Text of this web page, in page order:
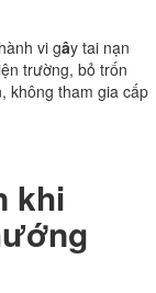
vi gây tai nạn
trường, bỏ trốn
không tham gia cấp
khi